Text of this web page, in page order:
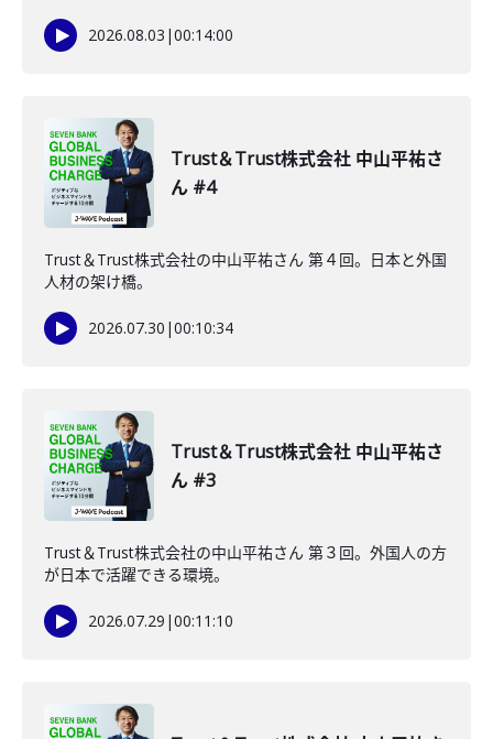
2026.08.03 |00:14:00
Trust＆Trust株式会社 中山平祐さ
ん #4
Trust＆Trust株式会社の中山平祐さん 第４回。日本と外国
人材の架け橋。
2026.07.30 |00:10:34
Trust＆Trust株式会社 中山平祐さ
ん #3
Trust＆Trust株式会社の中山平祐さん 第３回。外国人の方
が日本で活躍できる環境。
2026.07.29 |00:11:10